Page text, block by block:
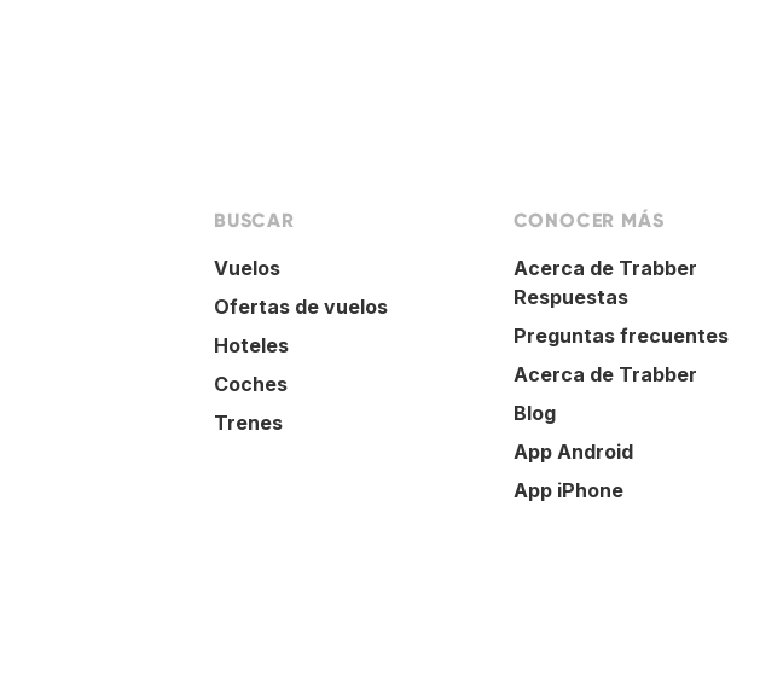
BUSCAR
Vuelos
Ofertas de vuelos
Hoteles
Coches
Trenes
CONOCER MÁS
Acerca de Trabber
Respuestas
Preguntas frecuentes
Acerca de Trabber
Blog
App Android
App iPhone